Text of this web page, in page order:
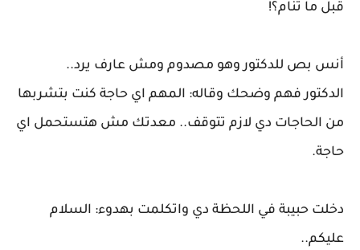
قبل ما تنام؟!
أنس بص للدكتور وهو مصدوم ومش عارف يرد..
الدكتور فهم وضحك وقاله: المهم اي حاجة كنت بتشربها
من الحاجات دي لازم تتوقف.. معدتك مش هتستحمل اي
حاجة.
دخلت حبيبة في اللحظة دي واتكلمت بهدوء: السلام
عليكم..